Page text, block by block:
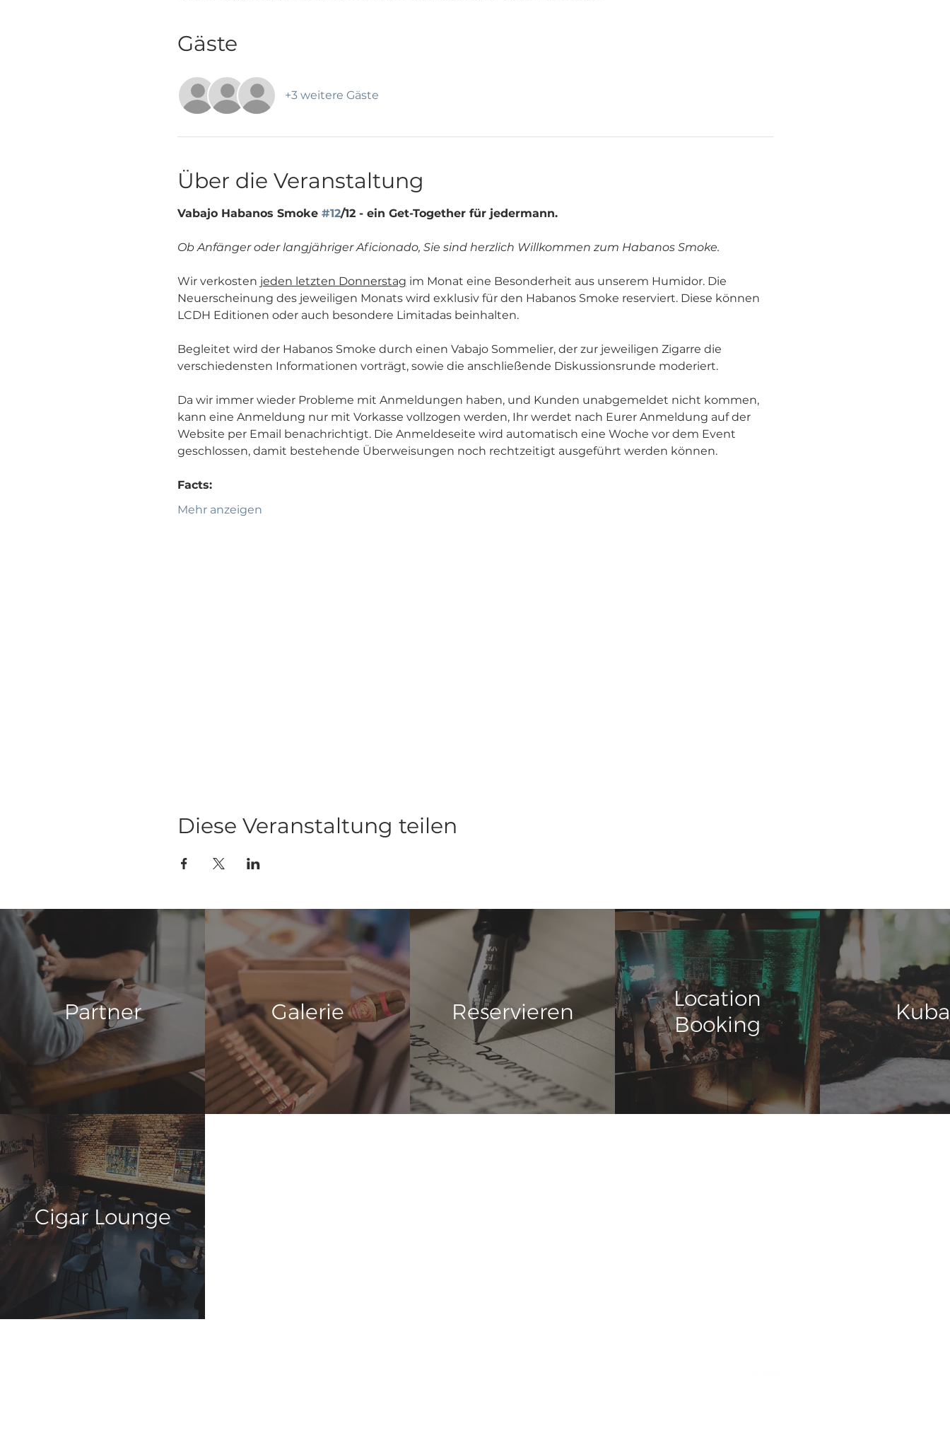
Gäste
+3 weitere Gäste
Über die Veranstaltung
Vabajo Habanos Smoke #12/12 - ein Get-Together für jedermann.
Ob Anfänger oder langjähriger Aficionado, Sie sind herzlich Willkommen zum Habanos Smoke.
Wir verkosten jeden letzten Donnerstag im Monat eine Besonderheit aus unserem Humidor. Die
Neuerscheinung des jeweiligen Monats wird exklusiv für den Habanos Smoke reserviert. Diese können
LCDH Editionen oder auch besondere Limitadas beinhalten.
Begleitet wird der Habanos Smoke durch einen Vabajo Sommelier, der zur jeweiligen Zigarre die
verschiedensten Informationen vorträgt, sowie die anschließende Diskussionsrunde moderiert.
Da wir immer wieder Probleme mit Anmeldungen haben, und Kunden unabgemeldet nicht kommen,
kann eine Anmeldung nur mit Vorkasse vollzogen werden, Ihr werdet nach Eurer Anmeldung auf der
Website per Email benachrichtigt. Die Anmeldeseite wird automatisch eine Woche vor dem Event
geschlossen, damit bestehende Überweisungen noch rechtzeitigt ausgeführt werden können.
Facts:
Mehr anzeigen
Diese Veranstaltung teilen
Partner Galerie Reservieren
Location
Booking
Kuba
Cigar Lounge